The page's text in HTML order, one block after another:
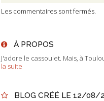
Les commentaires sont fermés.
À PROPOS
J'adore le cassoulet. Mais, à
la suite
BLOG CRÉÉ LE 12/08/